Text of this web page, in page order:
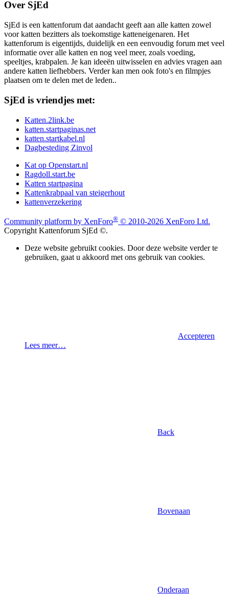
Over SjEd
SjEd is een kattenforum dat aandacht geeft aan alle katten zowel
voor katten bezitters als toekomstige katteneigenaren. Het
kattenforum is eigentijds, duidelijk en een eenvoudig forum met veel
informatie over alle katten en nog veel meer, zoals voeding,
speeltjes, krabpalen. Je kan ideeën uitwisselen en advies vragen aan
andere katten liefhebbers. Verder kan men ook foto's en filmpjes
plaatsen om te delen met de leden..
SjEd is vriendjes met:
Katten.2link.be
katten.startpaginas.net
katten.startkabel.nl
Dagbesteding Zinvol
Kat op Openstart.nl
Ragdoll.start.be
Katten startpagina
Kattenkrabpaal van steigerhout
kattenverzekering
Community platform by XenForo® © 2010-2026 XenForo Ltd.
Copyright Kattenforum SjEd ©.
Deze website gebruikt cookies. Door deze website verder te
gebruiken, gaat u akkoord met ons gebruik van cookies.
Accepteren
Lees meer…
Back
Bovenaan
Onderaan